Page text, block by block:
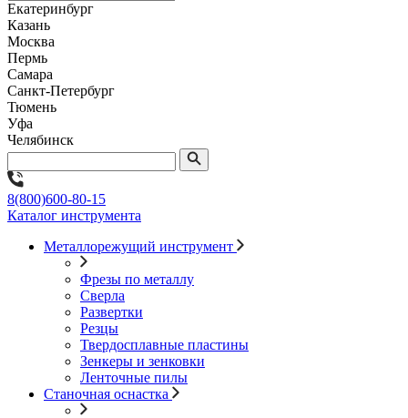
Екатеринбург
Казань
Москва
Пермь
Самара
Санкт-Петербург
Тюмень
Уфа
Челябинск
8(800)600-80-15
Каталог инструмента
Металлорежущий инструмент
Фрезы по металлу
Сверла
Развертки
Резцы
Твердосплавные пластины
Зенкеры и зенковки
Ленточные пилы
Станочная оснастка